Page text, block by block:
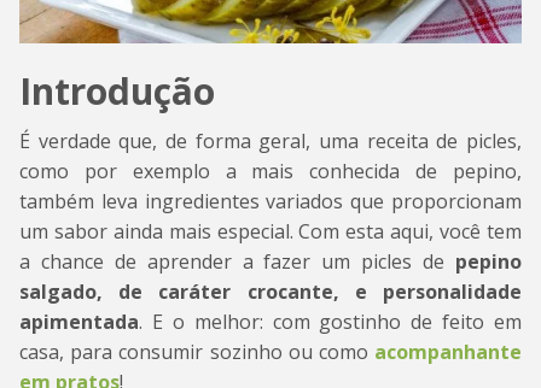
Introdução
É verdade que, de forma geral, uma receita de picles,
como por exemplo a mais conhecida de pepino,
também leva ingredientes variados que proporcionam
um sabor ainda mais especial. Com esta aqui, você tem
a chance de aprender a fazer um picles de pepino
salgado, de caráter crocante, e personalidade
apimentada. E o melhor: com gostinho de feito em
casa, para consumir sozinho ou como acompanhante
em pratos!